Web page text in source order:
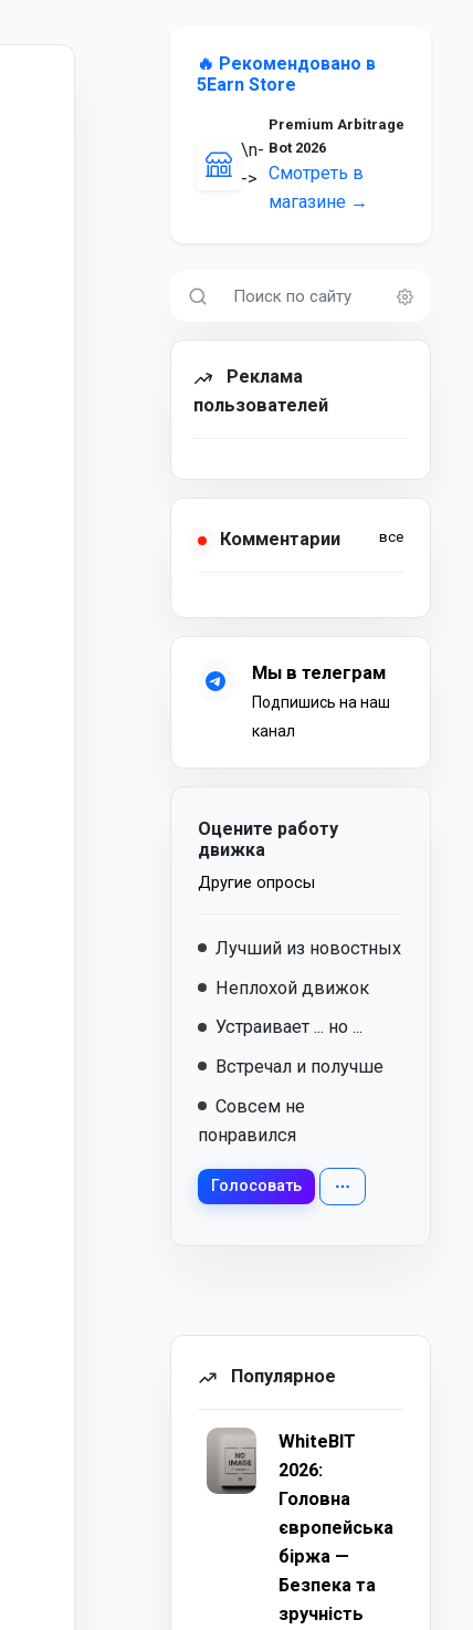
🔥 Рекомендовано в
5Earn Store
\n-
->
Premium Arbitrage
Bot 2026
Смотреть в
магазине →
Реклама
пользователей
Комментарии все
Мы в телеграм
Подпишись на наш
канал
Оцените работу
движка
Другие опросы
Лучший из новостных
Неплохой движок
Устраивает ... но ...
Встречал и получше
Совсем не
понравился
Голосовать
Популярное
WhiteBIT
2026:
Головна
європейська
біржа —
Безпека та
зручність